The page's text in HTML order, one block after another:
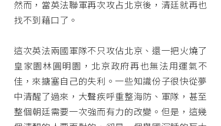
然而，當英法聯軍再次攻占北京後，清廷就再也
找不到藉口了。
這次英法兩國軍隊不只攻佔北京、還一把火燒了
皇家園林圓明園，北京政府再也無法用運氣不
佳，來搪塞自己的失利。一些知識份子很快從夢
中清醒了過來，大聲疾呼重整海防、軍隊，甚至
整個朝廷需要一次強而有力的改變。但是，這幾